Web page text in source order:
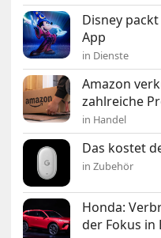
Disney
App
in Dienste
Amazon
zahlreiche
in Handel
Das kostet
in Zubehör
Honda:
der Fokus in